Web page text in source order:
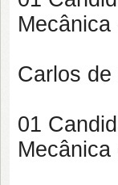
Mecânica
Carlos
01
Mecânica